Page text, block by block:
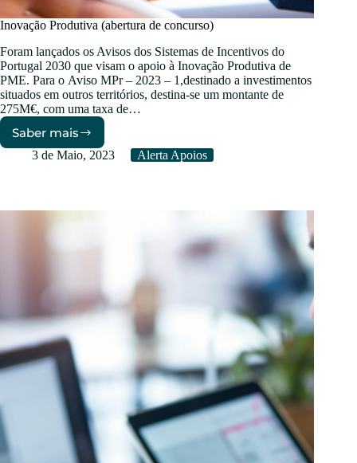
Inovação Produtiva (abertura de concurso)
Foram lançados os Avisos dos Sistemas de Incentivos do
Portugal 2030 que visam o apoio à Inovação Produtiva de
PME. Para o Aviso MPr – 2023 – 1,destinado a investimentos
situados em outros territórios, destina-se um montante de
275M€, com uma taxa de…
Saber mais
Inovação
Produtiva
3 de Maio, 2023 Alerta Apoios